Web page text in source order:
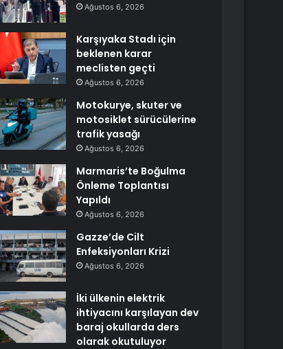
Ağustos 6, 2026
Karşıyaka Stadı için
beklenen karar
meclisten geçti
Ağustos 6, 2026
Motokurye, skuter ve
motosiklet sürücülerine
trafik yasağı
Ağustos 6, 2026
Marmaris’te Boğulma
Önleme Toplantısı
Yapıldı
Ağustos 6, 2026
Gazze’de Cilt
Enfeksiyonları Krizi
Ağustos 6, 2026
İki ülkenin elektrik
ihtiyacını karşılayan dev
baraj okullarda ders
olarak okutuluyor